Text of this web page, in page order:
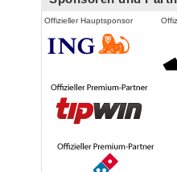
Offizieller Hauptsponsor